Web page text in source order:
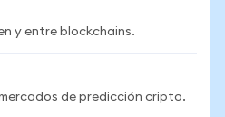
y entre blockchains.
de predicción cripto.